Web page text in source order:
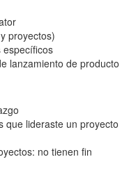
proyectos)
específicos
lanzamiento de producto
que lideraste un proyecto
no tienen fin